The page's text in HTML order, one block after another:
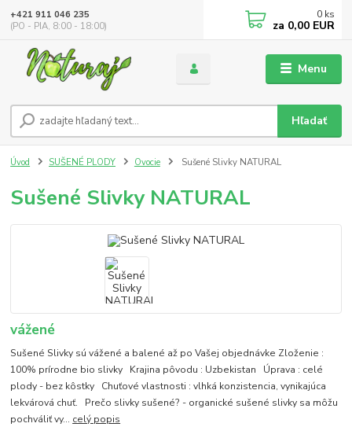
Menu
Hľadať
+421 911 046 235
(PO - PIA, 8:00 - 18:00)
0 ks
za 0,00 EUR
Úvod SUŠENÉ PLODY Ovocie Sušené Slivky NATURAL
Sušené Slivky NATURAL
vážené
Sušené Slivky sú vážené a balené až po Vašej objednávke Zloženie :
100% prírodne bio slivky Krajina pôvodu : Uzbekistan Úprava : celé
plody - bez kôstky Chuťové vlastnosti : vlhká konzistencia, vynikajúca
lekvárová chuť. Prečo slivky sušené? - organické sušené slivky sa môžu
pochváliť vy... celý popis